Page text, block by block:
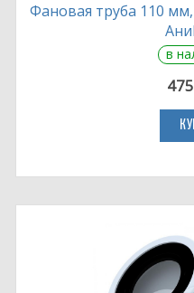
Фановая труба 110
в